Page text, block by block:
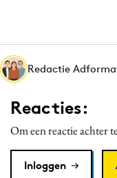
Influencer marketing
Interne communicatie
Media
Merkstrategie
PR
Programmatic
Redactie
Reacties:
Om een reactie achter
Inloggen